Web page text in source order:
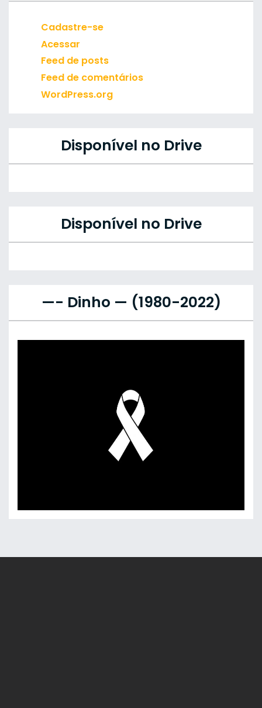
Cadastre-se
Acessar
Feed de posts
Feed de comentários
WordPress.org
Disponível no Drive
Disponível no Drive
—- Dinho — (1980-2022)